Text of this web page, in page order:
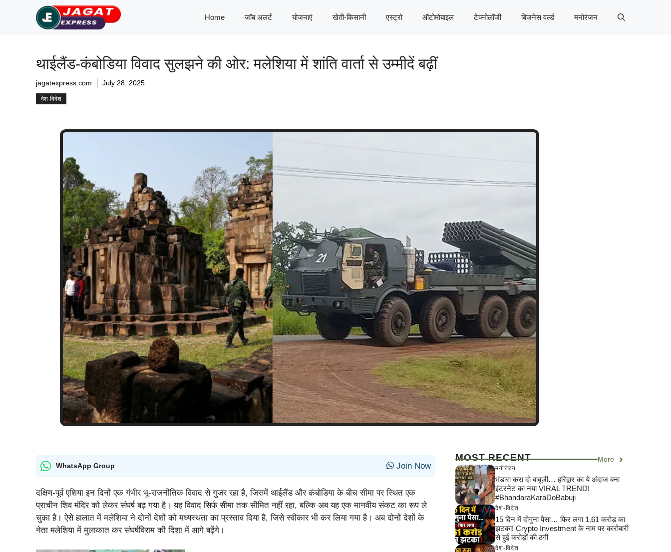
Home जॉब अलर्ट योजनाएं खेती-किसानी एस्ट्रो ऑटोमोबाइल टेक्नोलॉजी बिजनेस वर्ल्ड मनोरंजन
थाईलैंड-कंबोडिया विवाद सुलझने की ओर: मलेशिया में शांति वार्ता से उम्मीदें बढ़ीं
jagatexpress.com July 28, 2025
देश-विदेश
WhatsApp Group Join Now
दक्षिण-पूर्व एशिया इन दिनों एक गंभीर भू-राजनीतिक विवाद से गुजर रहा है, जिसमें थाईलैंड और कंबोडिया के बीच सीमा पर स्थित एक
प्राचीन शिव मंदिर को लेकर संघर्ष बढ़ गया है। यह विवाद सिर्फ सीमा तक सीमित नहीं रहा, बल्कि अब यह एक मानवीय संकट का रूप ले
चुका है। ऐसे हालात में मलेशिया ने दोनों देशों को मध्यस्थता का प्रस्ताव दिया है, जिसे स्वीकार भी कर लिया गया है। अब दोनों देशों के
नेता मलेशिया में मुलाकात कर संघर्षविराम की दिशा में आगे बढ़ेंगे।
MOST RECENT More
मनोरंजन
भंडारा करा दो बाबूजी… हरिद्वार का ये अंदाज बना
इंटरनेट का नया VIRAL TREND!
#BhandaraKaraDoBabuji
देश-विदेश
15 दिन में दोगुना पैसा… फिर लगा 1.61 करोड़ का
झटका! Crypto Investment के नाम पर कारोबारी
से हुई करोड़ों की ठगी
देश-विदेश